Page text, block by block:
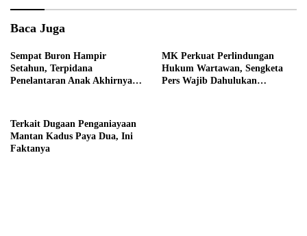
Baca Juga
Sempat Buron Hampir
Setahun, Terpidana
Penelantaran Anak Akhirnya
MK Perkuat Perlindungan
Hukum Wartawan, Sengketa
Pers Wajib Dahulukan
Terkait Dugaan Penganiayaan
Mantan Kadus Paya Dua, Ini
Faktanya